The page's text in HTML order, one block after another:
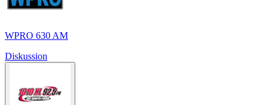
WPRO 630 AM
Diskussion